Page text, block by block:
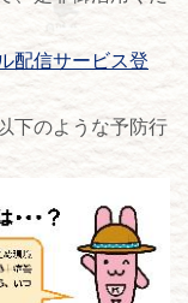
配信サービス登
下のような予防行